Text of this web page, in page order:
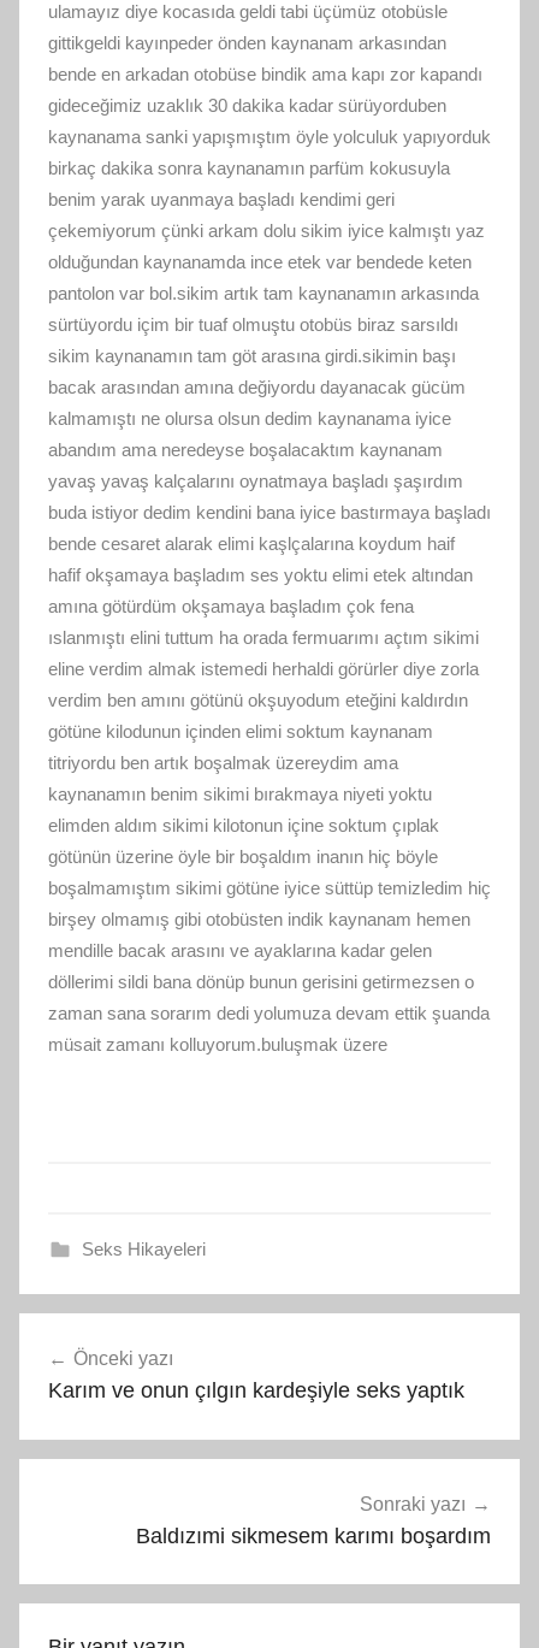
ulamayız diye kocasıda geldi tabi üçümüz otobüsle
gittikgeldi kayınpeder önden kaynanam arkasından
bende en arkadan otobüse bindik ama kapı zor kapandı
gideceğimiz uzaklık 30 dakika kadar sürüyorduben
kaynanama sanki yapışmıştım öyle yolculuk yapıyorduk
birkaç dakika sonra kaynanamın parfüm kokusuyla
benim yarak uyanmaya başladı kendimi geri
çekemiyorum çünki arkam dolu sikim iyice kalmıştı yaz
olduğundan kaynanamda ince etek var bendede keten
pantolon var bol.sikim artık tam kaynanamın arkasında
sürtüyordu içim bir tuaf olmuştu otobüs biraz sarsıldı
sikim kaynanamın tam göt arasına girdi.sikimin başı
bacak arasından amına değiyordu dayanacak gücüm
kalmamıştı ne olursa olsun dedim kaynanama iyice
abandım ama neredeyse boşalacaktım kaynanam
yavaş yavaş kalçalarını oynatmaya başladı şaşırdım
buda istiyor dedim kendini bana iyice bastırmaya başladı
bende cesaret alarak elimi kaşlçalarına koydum haif
hafif okşamaya başladım ses yoktu elimi etek altından
amına götürdüm okşamaya başladım çok fena
ıslanmıştı elini tuttum ha orada fermuarımı açtım sikimi
eline verdim almak istemedi herhaldi görürler diye zorla
verdim ben amını götünü okşuyodum eteğini kaldırdın
götüne kilodunun içinden elimi soktum kaynanam
titriyordu ben artık boşalmak üzereydim ama
kaynanamın benim sikimi bırakmaya niyeti yoktu
elimden aldım sikimi kilotonun içine soktum çıplak
götünün üzerine öyle bir boşaldım inanın hiç böyle
boşalmamıştım sikimi götüne iyice süttüp temizledim hiç
birşey olmamış gibi otobüsten indik kaynanam hemen
mendille bacak arasını ve ayaklarına kadar gelen
döllerimi sildi bana dönüp bunun gerisini getirmezsen o
zaman sana sorarım dedi yolumuza devam ettik şuanda
müsait zamanı kolluyorum.buluşmak üzere
Seks Hikayeleri
gezinmesi
Önceki yazı
Karım ve onun çılgın kardeşiyle seks yaptık
Sonraki yazı
Baldızımi sikmesem karımı boşardım